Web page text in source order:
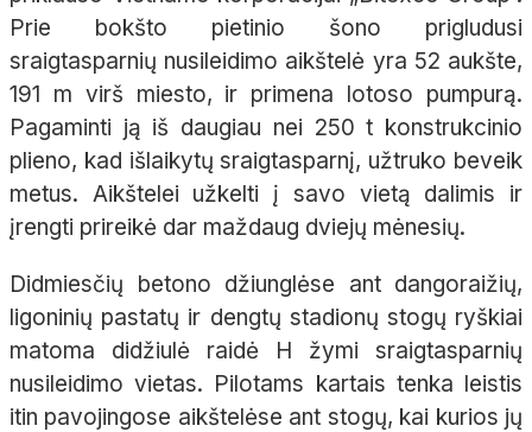
Prie bokšto pietinio šono prigludusi
sraigtasparnių nusileidimo aikštelė yra 52 aukšte,
191 m virš miesto, ir primena lotoso pumpurą.
Pagaminti ją iš daugiau nei 250 t konstrukcinio
plieno, kad išlaikytų sraigtasparnį, užtruko beveik
metus. Aikštelei užkelti į savo vietą dalimis ir
įrengti prireikė dar maždaug dviejų mėnesių.
Didmiesčių betono džiunglėse ant dangoraižių,
ligoninių pastatų ir dengtų stadionų stogų ryškiai
matoma didžiulė raidė H žymi sraigtasparnių
nusileidimo vietas. Pilotams kartais tenka leistis
itin pavojingose aikštelėse ant stogų, kai kurios jų